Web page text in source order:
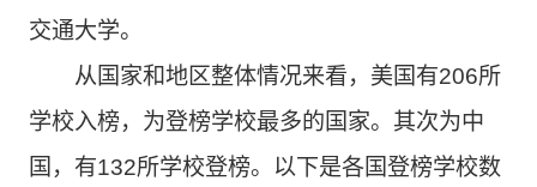
交通大学。
从国家和地区整体情况来看，美国有206所
学校入榜，为登榜学校最多的国家。其次为中
国，有132所学校登榜。以下是各国登榜学校数